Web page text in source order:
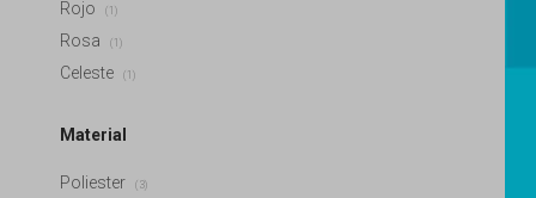
Rojo (1)
Rosa (1)
Celeste (1)
Material
Poliester (3)